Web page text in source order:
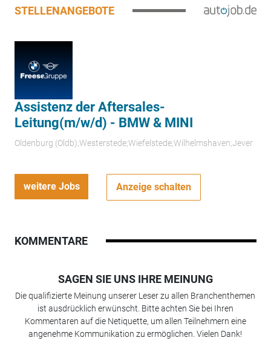
STELLENANGEBOTE
Assistenz der Aftersales-
Leitung(m/w/d) - BMW & MINI
Oldenburg (Oldb);Westerstede;Wiefelstede;Wilhelmshaven;Jever
weitere Jobs Anzeige schalten
KOMMENTARE
SAGEN SIE UNS IHRE MEINUNG
Die qualifizierte Meinung unserer Leser zu allen Branchenthemen
ist ausdrücklich erwünscht. Bitte achten Sie bei Ihren
Kommentaren auf die Netiquette, um allen Teilnehmern eine
angenehme Kommunikation zu ermöglichen. Vielen Dank!